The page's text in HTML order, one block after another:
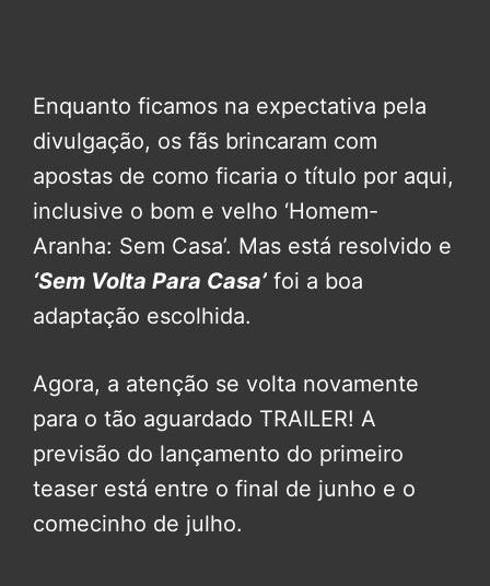
Enquanto ficamos na expectativa pela
divulgação, os fãs brincaram com
apostas de como ficaria o título por aqui,
inclusive o bom e velho ‘Homem-
Aranha: Sem Casa’. Mas está resolvido e
‘Sem Volta Para Casa’ foi a boa
adaptação escolhida.
Agora, a atenção se volta novamente
para o tão aguardado TRAILER! A
previsão do lançamento do primeiro
teaser está entre o final de junho e o
comecinho de julho.